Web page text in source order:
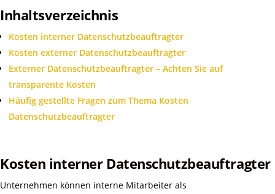
Inhaltsverzeichnis
Kosten interner Datenschutzbeauftragter
Kosten externer Datenschutzbeauftragter
Externer Datenschutzbeauftragter – Achten Sie auf
transparente Kosten
Häufig gestellte Fragen zum Thema Kosten
Datenschutzbeauftragter
Kosten interner Datenschutzbeauftragter
Unternehmen können interne Mitarbeiter als